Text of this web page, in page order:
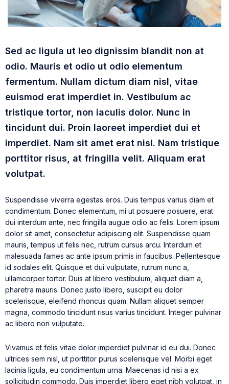
Sed ac ligula ut leo dignissim blandit non at
odio. Mauris et odio ut odio elementum
fermentum. Nullam dictum diam nisl, vitae
euismod erat imperdiet in. Vestibulum ac
tristique tortor, non iaculis dolor. Nunc in
tincidunt dui. Proin laoreet imperdiet dui et
imperdiet. Nam sit amet erat nisl. Nam tristique
porttitor risus, at fringilla velit. Aliquam erat
volutpat.
Suspendisse viverra egestas eros. Duis tempus varius diam et
condimentum. Donec elementum, mi ut posuere posuere, erat
dui interdum ante, nec fringilla augue odio ac felis. Lorem ipsum
dolor sit amet, consectetur adipiscing elit. Suspendisse quam
mauris, tempus ut felis nec, rutrum cursus arcu. Interdum et
malesuada fames ac ante ipsum primis in faucibus. Pellentesque
id sodales elit. Quisque et dui vulputate, rutrum nunc a,
ullamcorper tortor. Duis at libero vestibulum, aliquet diam a,
pharetra mauris. Donec justo libero, suscipit eu dolor
scelerisque, eleifend rhoncus quam. Nullam aliquet semper
magna, commodo tincidunt risus varius tincidunt. Integer pulvinar
ac libero non vulputate.
Vivamus et felis vitae dolor imperdiet pulvinar id eu dui. Donec
ultrices sem nisl, ut porttitor purus scelerisque vel. Morbi eget
lacinia ligula, eu condimentum urna. Maecenas id nisi a ex
sollicitudin commodo. Duis imperdiet libero eget nibh volutpat, in